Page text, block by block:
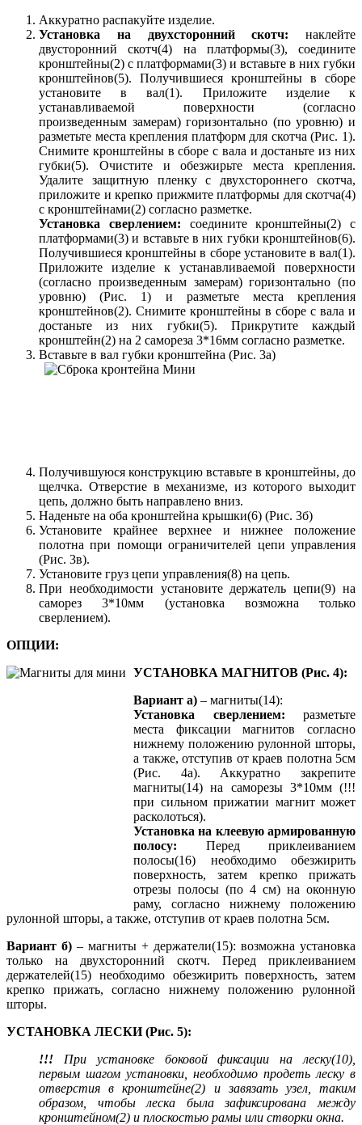
Аккуратно распакуйте изделие.
Установка на двухсторонний скотч: наклейте
двусторонний скотч(4) на платформы(3), соедините
кронштейны(2) с платформами(3) и вставьте в них губки
кронштейнов(5). Получившиеся кронштейны в сборе
установите в вал(1). Приложите изделие к
устанавливаемой поверхности (согласно
произведенным замерам) горизонтально (по уровню) и
разметьте места крепления платформ для скотча (Рис. 1).
Снимите кронштейны в сборе с вала и достаньте из них
губки(5). Очистите и обезжирьте места крепления.
Удалите защитную пленку с двухстороннего скотча,
приложите и крепко прижмите платформы для скотча(4)
с кронштейнами(2) согласно разметке.
Установка сверлением: соедините кронштейны(2) с
платформами(3) и вставьте в них губки кронштейнов(6).
Получившиеся кронштейны в сборе установите в вал(1).
Приложите изделие к устанавливаемой поверхности
(согласно произведенным замерам) горизонтально (по
уровню) (Рис. 1) и разметьте места крепления
кронштейнов(2). Снимите кронштейны в сборе с вала и
достаньте из них губки(5). Прикрутите каждый
кронштейн(2) на 2 самореза 3*16мм согласно разметке.
Вставьте в вал губки кронштейна (Рис. 3а)
Получившуюся конструкцию вставьте в кронштейны, до
щелчка. Отверстие в механизме, из которого выходит
цепь, должно быть направлено вниз.
Наденьте на оба кронштейна крышки(6) (Рис. 3б)
Установите крайнее верхнее и нижнее положение
полотна при помощи ограничителей цепи управления
(Рис. 3в).
Установите груз цепи управления(8) на цепь.
При необходимости установите держатель цепи(9) на
саморез 3*10мм (установка возможна только
сверлением).
ОПЦИИ:
УСТАНОВКА МАГНИТОВ (Рис. 4):
Вариант а) – магниты(14):
Установка сверлением: разметьте
места фиксации магнитов согласно
нижнему положению рулонной шторы,
а также, отступив от краев полотна 5см
(Рис. 4а). Аккуратно закрепите
магниты(14) на саморезы 3*10мм (!!!
при сильном прижатии магнит может
расколоться).
Установка на клеевую армированную
полосу: Перед приклеиванием
полосы(16) необходимо обезжирить
поверхность, затем крепко прижать
отрезы полосы (по 4 см) на оконную
раму, согласно нижнему положению
рулонной шторы, а также, отступив от краев полотна 5см.
Вариант б) – магниты + держатели(15): возможна установка
только на двухсторонний скотч. Перед приклеиванием
держателей(15) необходимо обезжирить поверхность, затем
крепко прижать, согласно нижнему положению рулонной
шторы.
УСТАНОВКА ЛЕСКИ (Рис. 5):
!!! При установке боковой фиксации на леску(10),
первым шагом установки, необходимо продеть леску в
отверстия в кронштейне(2) и завязать узел, таким
образом, чтобы леска была зафиксирована между
кронштейном(2) и плоскостью рамы или створки окна.